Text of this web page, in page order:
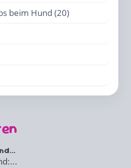
beim Hund (20)